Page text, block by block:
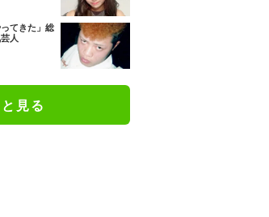
てきた」総
人
見る